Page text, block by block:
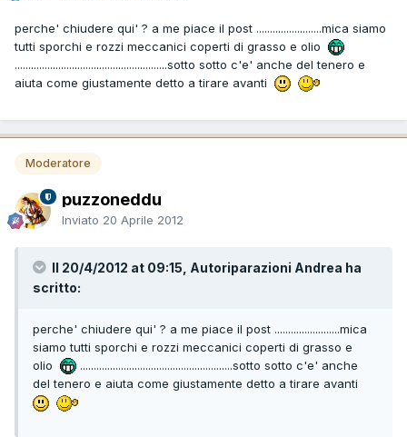
perche' chiudere qui' ? a me piace il post ........................mica siamo
tutti sporchi e rozzi meccanici coperti di grasso e olio
........................................................sotto sotto c'e' anche del tenero e
aiuta come giustamente detto a tirare avanti
Moderatore
puzzoneddu
Inviato 20 Aprile 2012
Il 20/4/2012 at 09:15, Autoriparazioni Andrea ha
scritto:
perche' chiudere qui' ? a me piace il post ........................mica
siamo tutti sporchi e rozzi meccanici coperti di grasso e
olio
........................................................sotto sotto c'e' anche
del tenero e aiuta come giustamente detto a tirare avanti